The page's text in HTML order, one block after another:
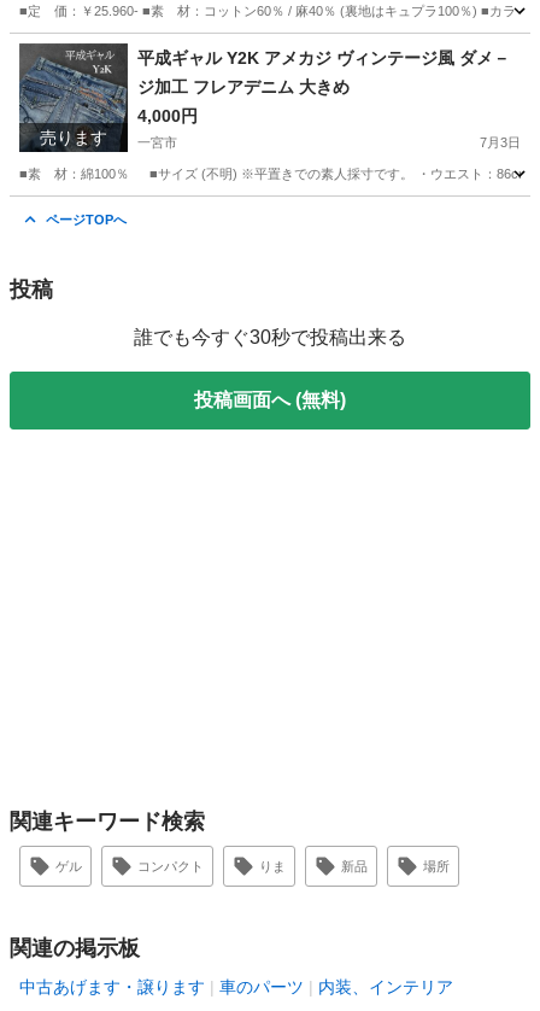
■定 価：￥25.960- ■素 材：コットン60％ / 麻40％ (裏地はキュプラ100％) ■カラ
愛知 一宮市 ジャケット
売ります
平成ギャル Y2K アメカジ ヴィンテージ風 ダメ－
ジ加工 フレアデニム 大きめ
4,000円
一宮市 7月3日
■素 材：綿100％ ■サイズ (不明) ※平置きでの素人採寸です。 ・ウエスト：
ページTOPへ
投稿
誰でも今すぐ30秒で投稿出来る
投稿画面へ (無料)
関連キーワード検索
ゲル コンパクト りま 新品 場所
関連の掲示板
中古あげます・譲ります 車のパーツ 内装、インテリア